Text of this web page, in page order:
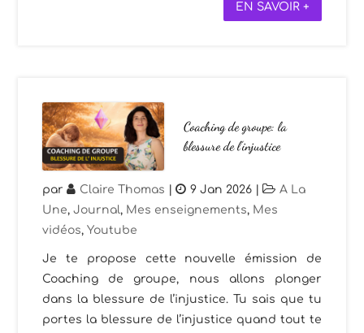
EN SAVOIR +
Coaching de groupe: la
blessure de l’injustice
par Claire Thomas | 9 Jan 2026 |
A La
Une,Journal, Mes enseignements, Mes
vidéos,Youtube
Je te propose cette nouvelle émission de
Coaching de groupe, nous allons plonger
dans la blessure de l’injustice. Tu sais que tu
portes la blessure de l’injustice quand tout te